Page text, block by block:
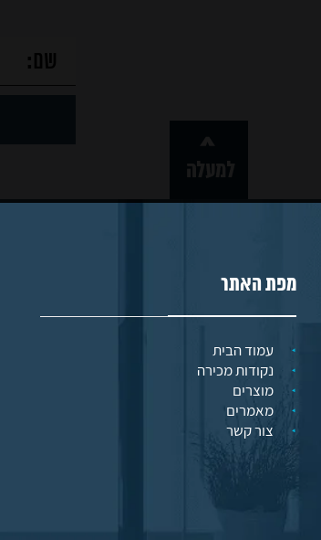
מפת האתר
עמוד הבית
נקודות מכירה
מוצרים
מאמרים
צור קשר